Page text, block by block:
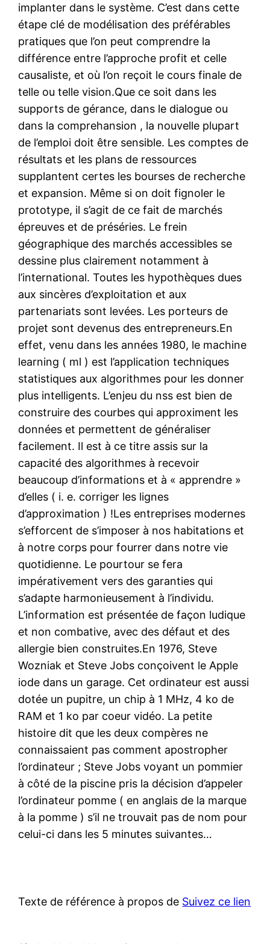
implanter dans le système. C’est dans cette
étape clé de modélisation des préférables
pratiques que l’on peut comprendre la
différence entre l’approche profit et celle
causaliste, et où l’on reçoit le cours finale de
telle ou telle vision.Que ce soit dans les
supports de gérance, dans le dialogue ou
dans la comprehansion , la nouvelle plupart
de l’emploi doit être sensible. Les comptes de
résultats et les plans de ressources
supplantent certes les bourses de recherche
et expansion. Même si on doit fignoler le
prototype, il s’agit de ce fait de marchés
épreuves et de préséries. Le frein
géographique des marchés accessibles se
dessine plus clairement notamment à
l’international. Toutes les hypothèques dues
aux sincères d’exploitation et aux
partenariats sont levées. Les porteurs de
projet sont devenus des entrepreneurs.En
effet, venu dans les années 1980, le machine
learning ( ml ) est l’application techniques
statistiques aux algorithmes pour les donner
plus intelligents. L’enjeu du nss est bien de
construire des courbes qui approximent les
données et permettent de généraliser
facilement. Il est à ce titre assis sur la
capacité des algorithmes à recevoir
beaucoup d’informations et à « apprendre »
d’elles ( i. e. corriger les lignes
d’approximation ) !Les entreprises modernes
s’efforcent de s’imposer à nos habitations et
à notre corps pour fourrer dans notre vie
quotidienne. Le pourtour se fera
impérativement vers des garanties qui
s’adapte harmonieusement à l’individu.
L’information est présentée de façon ludique
et non combative, avec des défaut et des
allergie bien construites.En 1976, Steve
Wozniak et Steve Jobs conçoivent le Apple
iode dans un garage. Cet ordinateur est aussi
dotée un pupitre, un chip à 1 MHz, 4 ko de
RAM et 1 ko par coeur vidéo. La petite
histoire dit que les deux compères ne
connaissaient pas comment apostropher
l’ordinateur ; Steve Jobs voyant un pommier
à côté de la piscine pris la décision d’appeler
l’ordinateur pomme ( en anglais de la marque
à la pomme ) s’il ne trouvait pas de nom pour
celui-ci dans les 5 minutes suivantes…
Texte de référence à propos de Suivez ce lien